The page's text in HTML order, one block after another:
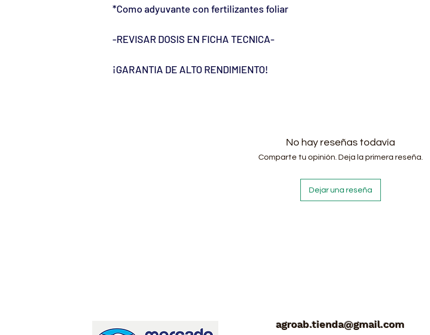
*Como adyuvante con fertilizantes foliar
-REVISAR DOSIS EN FICHA TECNICA-
¡GARANTIA DE ALTO RENDIMIENTO!
No hay reseñas todavía
Comparte tu opinión. Deja la primera reseña.
Dejar una reseña
agroab.tienda@gmail.com